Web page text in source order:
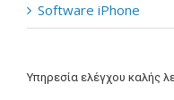
Software iPhone
Υπηρεσία ελέγχου καλής